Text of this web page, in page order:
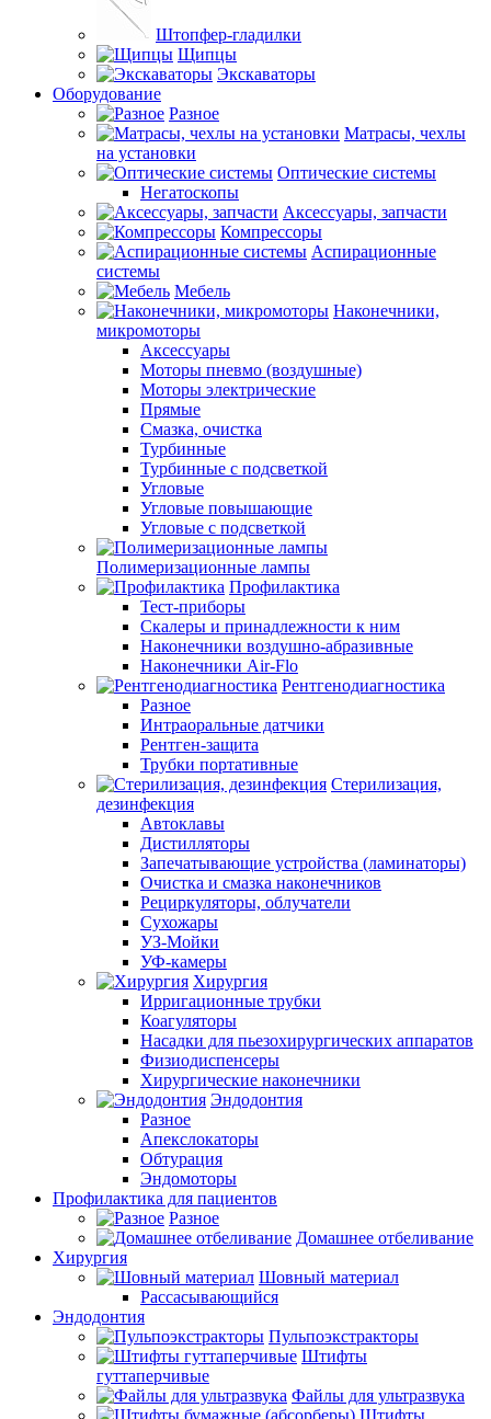
Штопфер-гладилки
Щипцы
Экскаваторы
Оборудование
Разное
Матрасы, чехлы
на установки
Оптические системы
Негатоскопы
Аксессуары, запчасти
Компрессоры
Аспирационные
системы
Мебель
Наконечники,
микромоторы
Аксессуары
Моторы пневмо (воздушные)
Моторы электрические
Прямые
Смазка, очистка
Турбинные
Турбинные с подсветкой
Угловые
Угловые повышающие
Угловые с подсветкой
Полимеризационные лампы
Профилактика
Тест-приборы
Скалеры и принадлежности к ним
Наконечники воздушно-абразивные
Наконечники Air-Flo
Рентгенодиагностика
Разное
Интраоральные датчики
Рентген-защита
Трубки портативные
Стерилизация,
дезинфекция
Автоклавы
Дистилляторы
Запечатывающие устройства (ламинаторы)
Очистка и смазка наконечников
Рециркуляторы, облучатели
Сухожары
УЗ-Мойки
УФ-камеры
Хирургия
Ирригационные трубки
Коагуляторы
Насадки для пьезохирургических аппаратов
Физиодиспенсеры
Хирургические наконечники
Эндодонтия
Разное
Апекслокаторы
Обтурация
Эндомоторы
Профилактика для пациентов
Разное
Домашнее отбеливание
Хирургия
Шовный материал
Рассасывающийся
Эндодонтия
Пульпоэкстракторы
Штифты
гуттаперчивые
Файлы для ультразвука
Штифты